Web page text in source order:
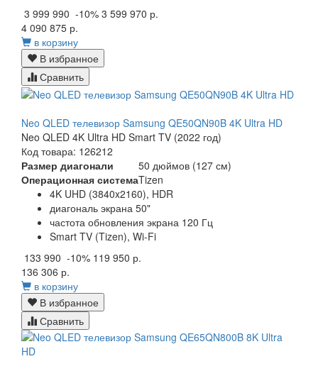
3 999 990 -10% 3 599 970 р.
4 090 875 р.
в корзину
В избранное
Сравнить
Neo QLED телевизор Samsung QE50QN90B 4K Ultra HD
Neo QLED 4K Ultra HD Smart TV (2022 год)
Код товара: 126212
Размер диагонали
50 дюймов (127 см)
Операционная системаTizen
4K UHD (3840x2160), HDR
диагональ экрана 50"
частота обновления экрана 120 Гц
Smart TV (Tizen), Wi-Fi
133 990 -10% 119 950 р.
136 306 р.
в корзину
В избранное
Сравнить